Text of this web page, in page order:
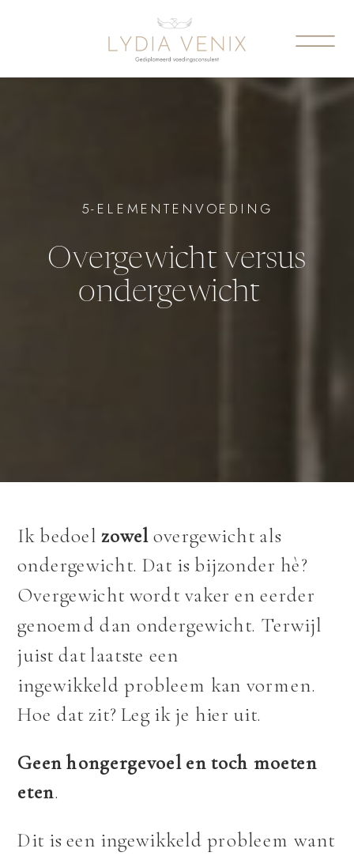
Overgewicht versus
ondergewicht
5-ELEMENTENVOEDING
Ik bedoelzowelovergewicht als
ondergewicht. Dat is bijzonder hè?
Overgewicht wordt vaker en eerder
genoemd dan ondergewicht. Terwijl
juist dat laatste een
ingewikkeld probleem kan vormen.
Hoe dat zit? Leg ik je hier uit.
Geen hongergevoel en toch moeten
eten.
Dit is een ingewikkeld probleem want